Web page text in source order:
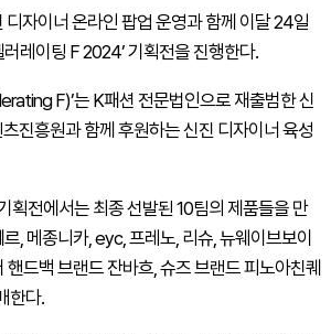
자이너 온라인 팝업 운영과 함께 이달 24일
러레이팅 F 2024’ 기획전을 진행한다.
F)’는 K패션 전문법인으로 재출범한 신
진흥원과 함께 후원하는 신진 디자이너 육성
획전에서는 최종 선발된 10팀의 제품들을 만
, 메종니카, eyc, 프레노, 리슈, 뉴웨이브보이
드백 브랜드 잔바흐, 슈즈 브랜드 피노아친퀘
한다.